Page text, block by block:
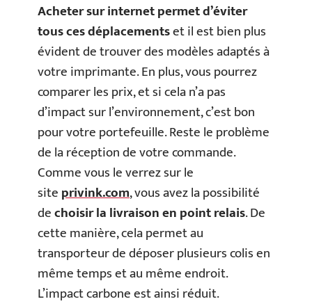
Acheter sur internet permet d’éviter
tous ces déplacementset il est bien plus
évident de trouver des modèles adaptés à
votre imprimante. En plus, vous pourrez
comparer les prix, et si cela n’a pas
d’impact sur l’environnement, c’est bon
pour votre portefeuille. Reste le problème
de la réception de votre commande.
Comme vous le verrez sur le
siteprivink.com, vous avez la possibilité
dechoisir la livraison en point relais. De
cette manière, cela permet au
transporteur de déposer plusieurs colis en
même temps et au même endroit.
L’impact carbone est ainsi réduit.